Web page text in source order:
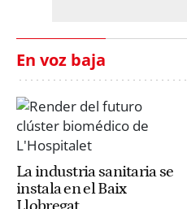
En voz baja
La industria sanitaria se
instala en el Baix